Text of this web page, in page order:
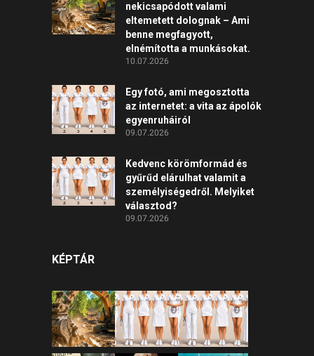
nekicsapódott valami
eltemetett dolognak – Ami
benne megfagyott,
elnémította a munkásokat.
10.07.2026
Egy fotó, ami megosztotta
az internetet: a vita az ápolók
egyenruháiról
09.07.2026
Kedvenc körömformád és
gyűrűd elárulhat valamit a
személyiségedről. Melyiket
választod?
09.07.2026
KÉPTÁR